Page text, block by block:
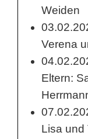
Weiden
Verena
Eltern:
Lisa und